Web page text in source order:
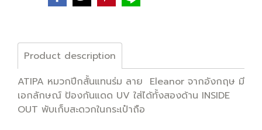
Product description
ATIPA หมวกปีกสั้นแทนร่ม ลาย Eleanor จากอังกฤษ มี
เอกลักษณ์ ป้องกันแดด UV ใส่ได้ทั้งสองด้าน INSIDE
OUT พับเก็บสะดวกในกระเป๋าถือ